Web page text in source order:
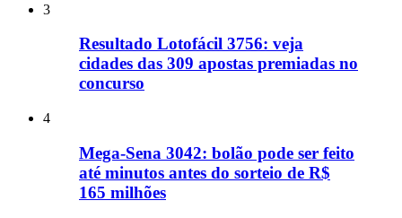
3
Resultado Lotofácil 3756: veja
cidades das 309 apostas premiadas no
concurso
4
Mega-Sena 3042: bolão pode ser feito
até minutos antes do sorteio de R$
165 milhões